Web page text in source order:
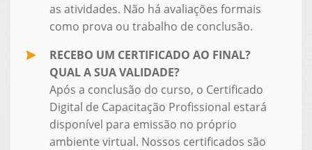
as atividades. Não há avaliações formais
como prova ou trabalho de conclusão.
RECEBO UM CERTIFICADO AO FINAL?
QUAL A SUA VALIDADE?
Após a conclusão do curso, o Certificado
Digital de Capacitação Profissional estará
disponível para emissão no próprio
ambiente virtual. Nossos certificados são